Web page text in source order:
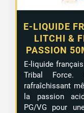
E-LIQUIDE
LITCHI &
PASSION
E-liquide
Tribal
rafraîchissant
la passion
PG/VG pour